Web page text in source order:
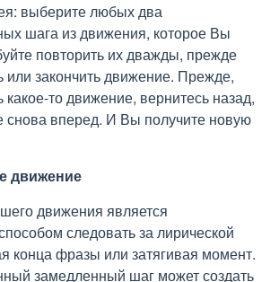
выберите любых два
шага из движения, которое Вы
повторить их дважды, прежде
или закончить движение. Прежде,
то движение, вернитесь назад,
снова вперед. И Вы получите новую
движение
движения является
следовать за лирической
конца фразы или затягивая момент.
замедленный шаг может создать